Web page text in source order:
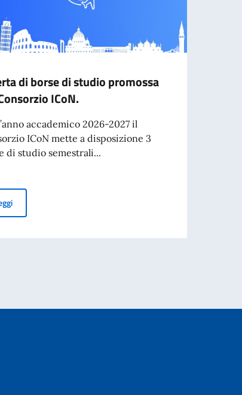
stranieri 2026-2027
di borse di studio promossa
ICoN.
accademico 2026-2027 il
ICoN mette a disposizione 3
di studio semestrali...
Offerta di borse di studio promossa dal Consorzio ICoN.